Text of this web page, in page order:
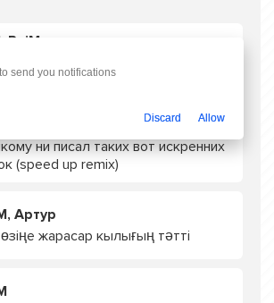
RaiM
тебе розу курим папиросы
up)
ни писал таких вот искренних
(speed up remix)
Артур
жарасар кылығың тәтті
send you notifications
Discard Allow